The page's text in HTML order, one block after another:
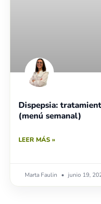
Dispepsia:
(menú semanal)
LEER MÁS »
Marta Faulin junio 19,